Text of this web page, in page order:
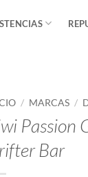
/ MARCAS /
Passion
Bar